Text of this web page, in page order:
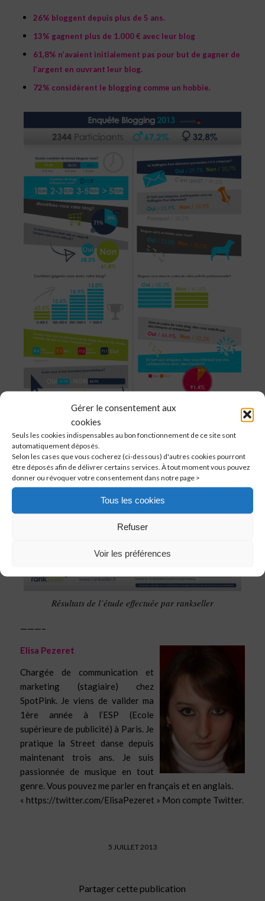
Gérer le consentement aux
cookies
Seuls les cookies indispensables au bon fonctionnement de ce site sont
automatiquement déposés.
Selon les cases que vous cocherez (ci-dessous) d'autres cookies pourront
être déposés afin de délivrer certains services. À tout moment vous pouvez
donner ou révoquer votre consentement dans notre page >
Tous les cookies
Refuser
Voir les préférences
26% bloggent depuis plus de 5 ans.
13% gagnent plus de 1.000 € avec leur blog
61,8% n’avaient initialement pas pour but de gagner de
l’argent en ouvrant leur blog.
72% considèrent le blogging comme un hobbie.
Résultats de l’étude effectuée par rankseller
———–
Elisa Pezeret
Chargée de communication et
marketing (stagiaire) chez
SpotPink. Je viens de valider ma
1ère année à l’ESP (Ecole
supérieure de publicité) à Paris. Je
pratique la Street danse depuis
maintenant trois ans. Je suis
passionnée de musique en tout
genre. Vous pouvez me parler en français et en anglais.
« https://twitter.com/ElisaPezeret » Mon compte Twitter.
5 JUILLET 2013
Partager cette publication